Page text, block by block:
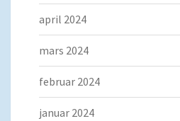
april 2024
mars 2024
februar 2024
januar 2024